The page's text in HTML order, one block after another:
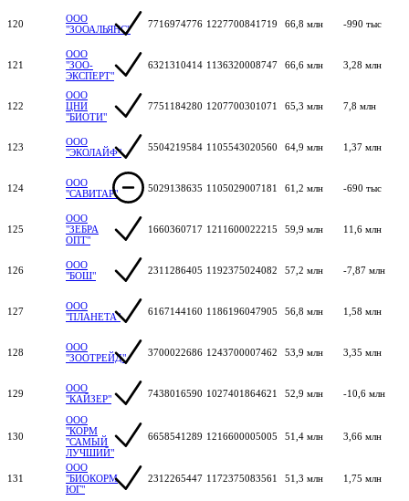
120
ООО
"ЗООАЛЬЯНС"
7716974776 1227700841719 66,8 млн -990 тыс
121
ООО
"ЗОО-
ЭКСПЕРТ"
6321310414 1136320008747 66,6 млн 3,28 млн
122
ООО
ЦНИ
"БИОТИ"
7751184280 1207700301071 65,3 млн 7,8 млн
123
ООО
"ЭКОЛАЙФ"
5504219584 1105543020560 64,9 млн 1,37 млн
124
ООО
"САВИТАР"
5029138635 1105029007181 61,2 млн -690 тыс
125
ООО
"ЗЕБРА
ОПТ"
1660360717 1211600022215 59,9 млн 11,6 млн
126
ООО
"БОШ"
2311286405 1192375024082 57,2 млн -7,87 млн
127
ООО
"ПЛАНЕТА"
6167144160 1186196047905 56,8 млн 1,58 млн
128
ООО
"ЗООТРЕЙД"
3700022686 1243700007462 53,9 млн 3,35 млн
129
ООО
"КАЙЗЕР"
7438016590 1027401864621 52,9 млн -10,6 млн
130
ООО
"КОРМ
"САМЫЙ
ЛУЧШИЙ"
6658541289 1216600005005 51,4 млн 3,66 млн
131
ООО
"БИОКОРМ
ЮГ"
2312265447 1172375083561 51,3 млн 1,75 млн